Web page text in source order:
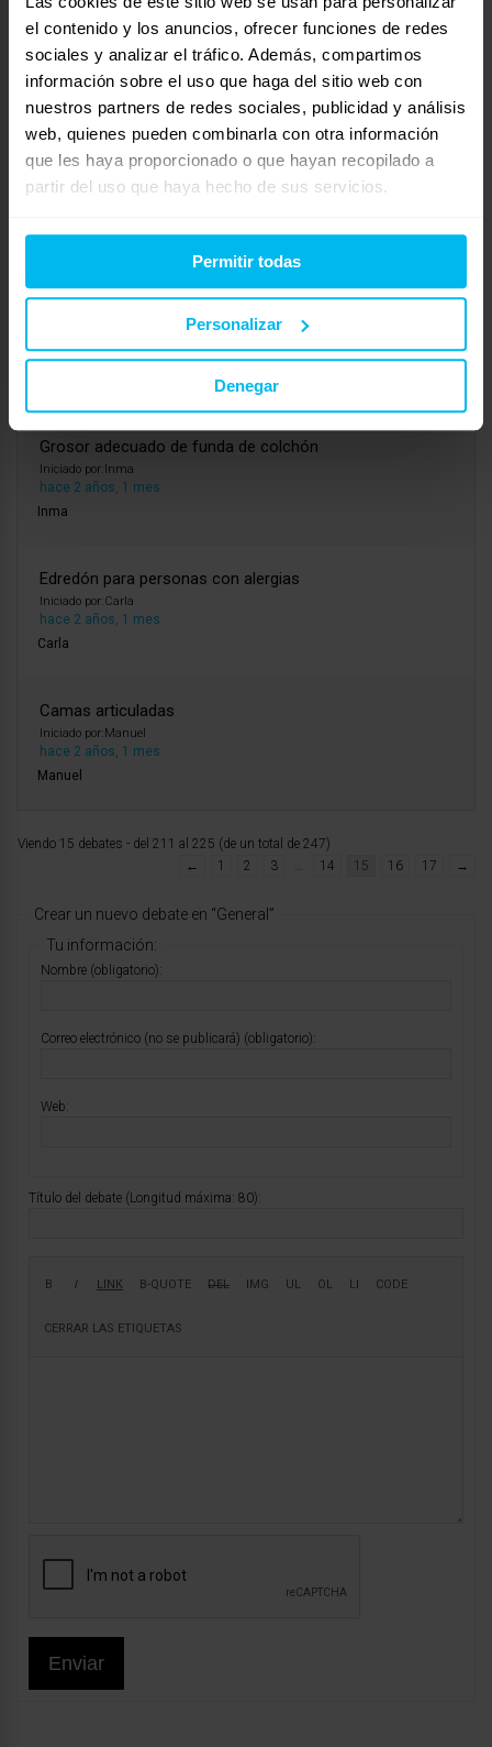
el contenido y los anuncios, ofrecer funciones de redes
sociales y analizar el tráfico. Además, compartimos
información sobre el uso que haga del sitio web con
nuestros partners de redes sociales, publicidad y análisis
web, quienes pueden combinarla con otra información
que les haya proporcionado o que hayan recopilado a
partir del uso que haya hecho de sus servicios.
Permitir todas
Personalizar
Denegar
Colchones para niños Maxcolchon
Iniciado por:
hace 2 años, 1 mes
Luis
Productos de Maxcolchon
Colchones enrollados
hace 2 años, 1 mes
Grosor adecuado de funda de colchón
Iniciado por:Inma
hace 2 años, 1 mes
Inma
Edredón para personas con alergias
Iniciado por:Carla
hace 2 años, 1 mes
Carla
Camas articuladas
Iniciado por:Manuel
hace 2 años, 1 mes
Manuel
Viendo 15 debates - del 211 al 225 (de un total de 247)
←
1 2 3 … 14 15 16 17 →
Crear un nuevo debate en “General”
Tu información:
Nombre (obligatorio):
Correo electrónico (no se publicará) (obligatorio):
Web:
Título del debate (Longitud máxima: 80):
Enviar